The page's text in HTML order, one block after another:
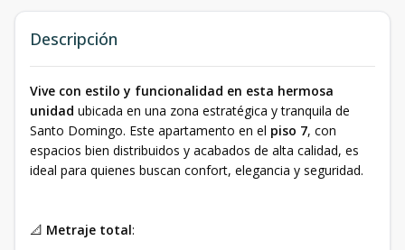
Descripción
Vive con estilo y funcionalidad en esta hermosa
unidad ubicada en una zona estratégica y tranquila de
Santo Domingo. Este apartamento en el piso 7, con
espacios bien distribuidos y acabados de alta calidad, es
ideal para quienes buscan confort, elegancia y seguridad.
📐 Metraje total: